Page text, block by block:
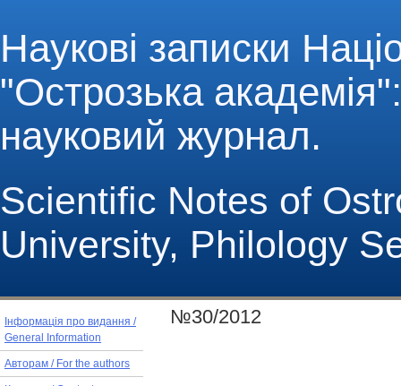
Наукові записки
"Острозька
науковий журнал.
Scientific Notes of
University, Philology
Інформація про видання /
General Information
Авторам / For the authors
№30/2012